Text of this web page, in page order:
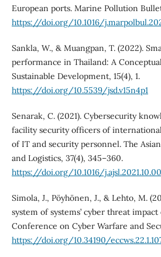
European ports. Marine Pollution
https://doi.org/10.1016/
Sankla, W., & Muangpan, T. (2022).
performance in Thailand: A
Sustainable Development, 15(4), 1.
https://doi.org/10.5539/jsd.v15n4p1
Senarak, C. (2021). Cybersecurity
facility security officers of
of IT and security personnel. The
and Logistics, 37(4), 345–360.
https://doi.org/10.1016/
Simola, J., Pöyhönen, J., & Lehto, M.
system of systems’ cyber threat
Conference on Cyber Warfare and
https://doi.org/10.34190/